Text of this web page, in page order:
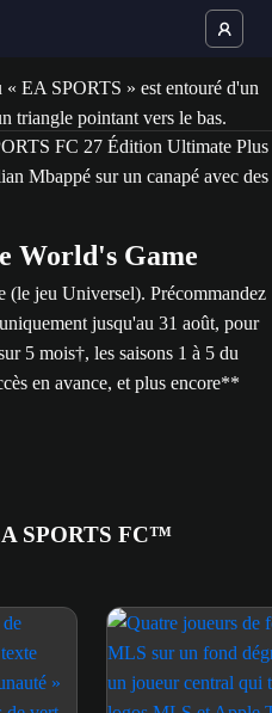
World's Game
(le jeu Universel). Précommandez
jusqu'au 31 août, pour
5 mois†, les saisons 1 à 5 du
en avance, et plus encore**
SPORTS FC™